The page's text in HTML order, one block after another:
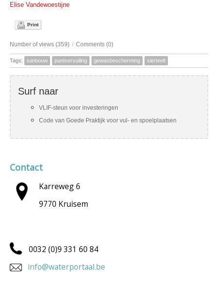
Elise Vandewoestijne
Print
Number of views (359) / Comments (0)
Tags: tuinbouw puntvervuiling gewasbescherming sierteelt
Surf naar
VLIF-steun voor investeringen
Code van Goede Praktijk voor vul- en spoelplaatsen
Contact
Karreweg 6
9770 Kruisem
0032 (0)9 331 60 84
info@waterportaal.be